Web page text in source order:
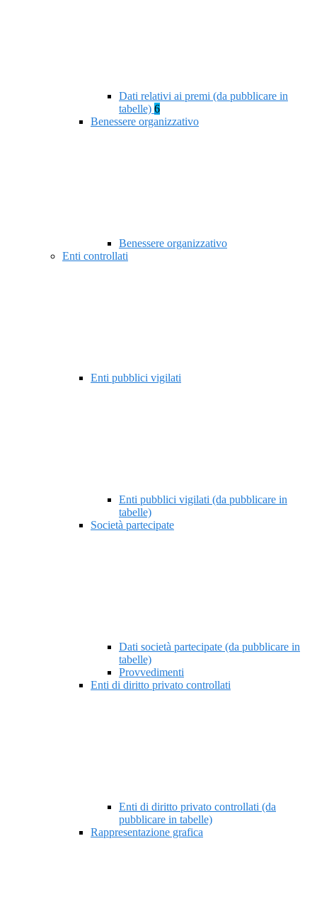
Dati relativi ai premi (da pubblicare in
tabelle) 6
Benessere organizzativo
Benessere organizzativo
Enti controllati
Enti pubblici vigilati
Enti pubblici vigilati (da pubblicare in
tabelle)
Società partecipate
Dati società partecipate (da pubblicare in
tabelle)
Provvedimenti
Enti di diritto privato controllati
Enti di diritto privato controllati (da
pubblicare in tabelle)
Rappresentazione grafica